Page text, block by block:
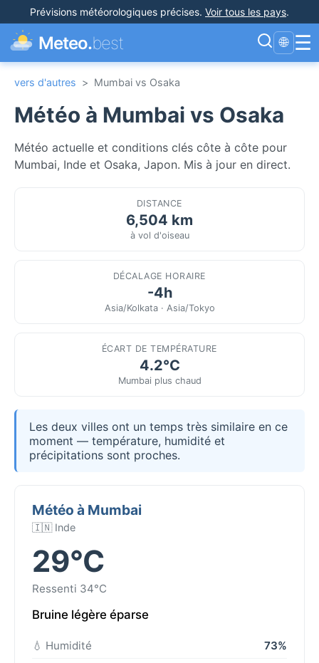
Prévisions météorologiques précises. Voir tous les pays.
Meteo.best 🌐 ☰
vers d'autres > Mumbai vs Osaka
Météo à Mumbai vs Osaka
Météo actuelle et conditions clés côte à côte pour
Mumbai, Inde et Osaka, Japon. Mis à jour en direct.
DISTANCE
6,504 km
à vol d'oiseau
DÉCALAGE HORAIRE
-4h
Asia/Kolkata · Asia/Tokyo
ÉCART DE TEMPÉRATURE
4.2°C
Mumbai plus chaud
Les deux villes ont un temps très similaire en ce
moment — température, humidité et
précipitations sont proches.
Météo à Mumbai
🇮🇳 Inde
29°C
Ressenti 34°C
Bruine légère éparse
💧 Humidité
73%